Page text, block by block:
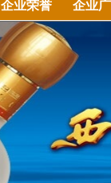
企业荣誉 企业